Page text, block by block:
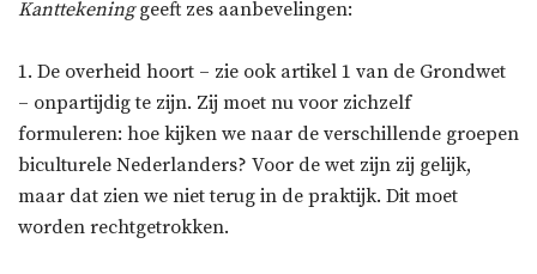
Kanttekeninggeeft zes aanbevelingen:
1. De overheid hoort – zie ook artikel 1 van de Grondwet
– onpartijdig te zijn. Zij moet nu voor zichzelf
formuleren: hoe kijken we naar de verschillende groepen
biculturele Nederlanders? Voor de wet zijn zij gelijk,
maar dat zien we niet terug in de praktijk. Dit moet
worden rechtgetrokken.